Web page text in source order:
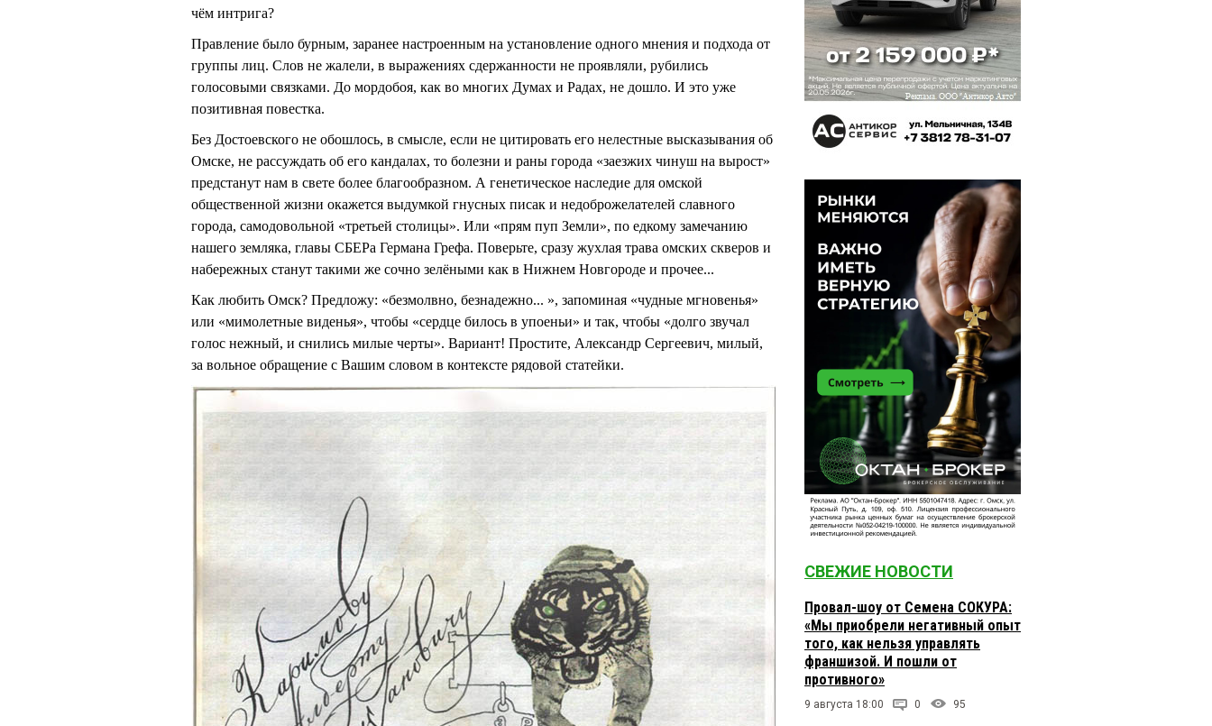
чём интрига?
Правление было бурным, заранее настроенным на установление одного мнения и подхода от
группы лиц. Слов не жалели, в выражениях сдержанности не проявляли, рубились
голосовыми связками. До мордобоя, как во многих Думах и Радах, не дошло. И это уже
позитивная повестка.
Без Достоевского не обошлось, в смысле, если не цитировать его нелестные высказывания об
Омске, не рассуждать об его кандалах, то болезни и раны города «заезжих чинуш на вырост»
предстанут нам в свете более благообразном. А генетическое наследие для омской
общественной жизни окажется выдумкой гнусных писак и недоброжелателей славного
города, самодовольной «третьей столицы». Или «прям пуп Земли», по едкому замечанию
нашего земляка, главы СБЕРа Германа Грефа. Поверьте, сразу жухлая трава омских скверов и
набережных станут такими же сочно зелёными как в Нижнем Новгороде и прочее...
Как любить Омск? Предложу: «безмолвно, безнадежно... », запоминая «чудные мгновенья»
или «мимолетные виденья», чтобы «сердце билось в упоеньи» и так, чтобы «долго звучал
голос нежный, и снились милые черты». Вариант! Простите, Александр Сергеевич, милый,
за вольное обращение с Вашим словом в контексте рядовой статейки.
СВЕЖИЕ НОВОСТИ
Провал-шоу от Семена СОКУРА:
«Мы приобрели негативный опыт
того, как нельзя управлять
франшизой. И пошли от
противного»
9 августа 18:00 0 95